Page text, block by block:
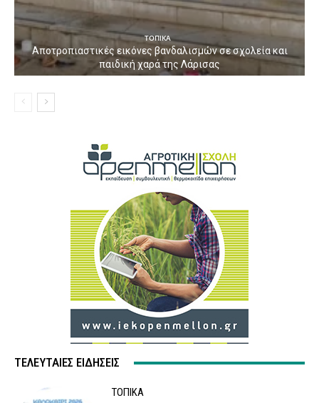
ΤΟΠΙΚΑ
Αποτροπιαστικές εικόνες βανδαλισμών σε σχολεία και
παιδική χαρά της Λάρισας
ΤΕΛΕΥΤΑΊΕΣ ΕΙΔΉΣΕΙΣ
ΤΟΠΙΚΑ